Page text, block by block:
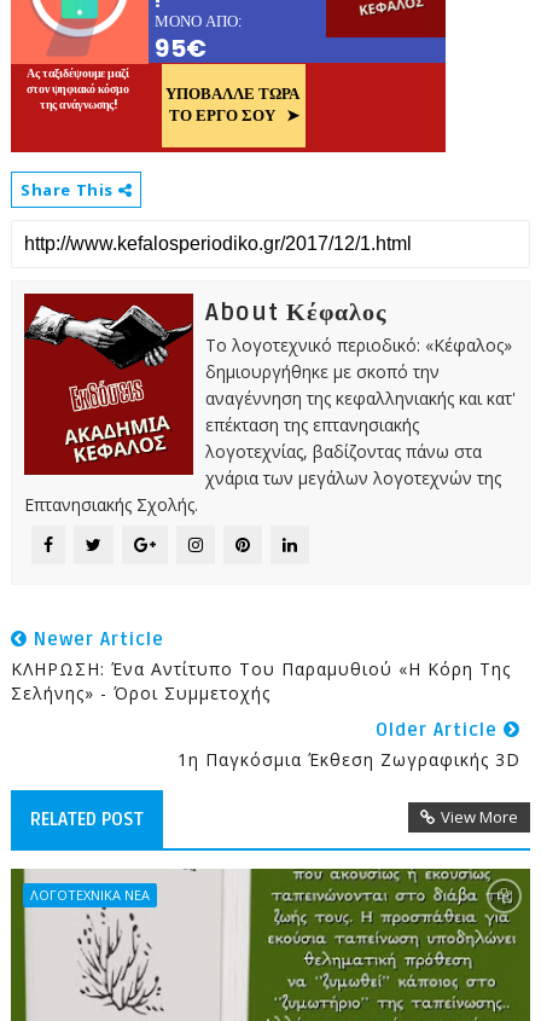
Share This
About Κέφαλος
Το λογοτεχνικό περιοδικό: «Κέφαλος»
δημιουργήθηκε με σκοπό την
αναγέννηση της κεφαλληνιακής και κατ'
επέκταση της επτανησιακής
λογοτεχνίας, βαδίζοντας πάνω στα
χνάρια των μεγάλων λογοτεχνών της
Επτανησιακής Σχολής.
Newer Article
ΚΛΗΡΩΣΗ: Ένα Αντίτυπο Του Παραμυθιού «Η Κόρη Της
Σελήνης» - Όροι Συμμετοχής
Older Article
1η Παγκόσμια Έκθεση Ζωγραφικής 3D
RELATED POST View More
ΛΟΓΟΤΕΧΝΙΚΑ ΝΕΑ